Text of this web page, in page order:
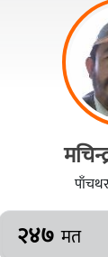
२४७ मत